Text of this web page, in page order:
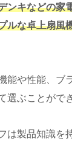
ンキなどの家
ルな卓上扇風
能や性能、ブ
選ぶことがで
は製品知識を